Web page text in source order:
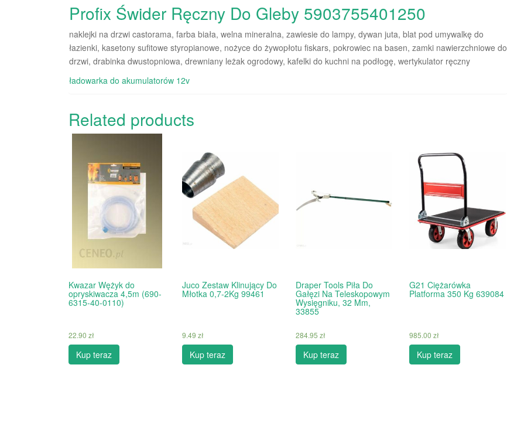
Profix Świder Ręczny Do Gleby 5903755401250
naklejki na drzwi castorama, farba biała, welna mineralna, zawiesie do lampy, dywan juta, blat pod umywalkę do
łazienki, kasetony sufitowe styropianowe, nożyce do żywopłotu fiskars, pokrowiec na basen, zamki nawierzchniowe do
drzwi, drabinka dwustopniowa, drewniany leżak ogrodowy, kafelki do kuchni na podłogę, wertykulator ręczny
ładowarka do akumulatorów 12v
Related products
Kwazar Wężyk do
opryskiwacza 4,5m (690-
6315-40-0110)
22.90 zł
Kup teraz
Juco Zestaw Klinujący Do
Młotka 0,7-2Kg 99461
9.49 zł
Kup teraz
Draper Tools Piła Do
Gałęzi Na Teleskopowym
Wysięgniku, 32 Mm,
33855
284.95 zł
Kup teraz
G21 Ciężarówka
Platforma 350 Kg 639084
985.00 zł
Kup teraz